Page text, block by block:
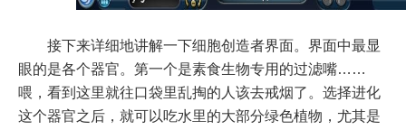
接下来详细地讲解一下细胞创造者界面。界面中最显
眼的是各个器官。第一个是素食生物专用的过滤嘴……
喂，看到这里就往口袋里乱掏的人该去戒烟了。选择进化
这个器官之后，就可以吃水里的大部分绿色植物，尤其是